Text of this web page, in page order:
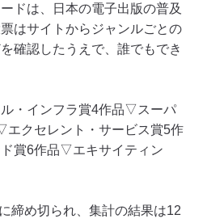
ドは、日本の電子出版の普及
はサイトからジャンルごとの
確認したうえで、誰でもでき
・インフラ賞4作品▽スーパ
クセレント・サービス賞5作
賞6作品▽エキサイティン
締め切られ、集計の結果は12